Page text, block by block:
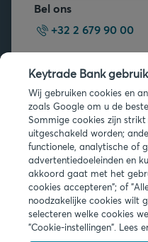
Bel ons
+32 2 679 90 00
Veelgestelde
Juridische info
Privacy
Cookies
PSD2
Keytrade Bank
Wij gebruiken cookies en
zoals Google om u de
Sommige cookies zijn
uitgeschakeld worden;
functionele, analytische of
advertentiedoeleinden en
akkoord gaat met het
cookies accepteren"; of
noodzakelijke cookies wilt
selecteren welke cookies
"Cookie-instellingen". Lees